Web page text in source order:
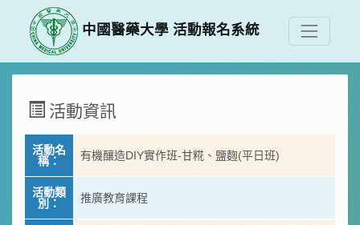
中國醫藥大學 活動報名系統
活動資訊
活動名
稱：
有機釀造DIY實作班-甘糀、鹽麴(平日班)
活動類
別：
推廣教育課程